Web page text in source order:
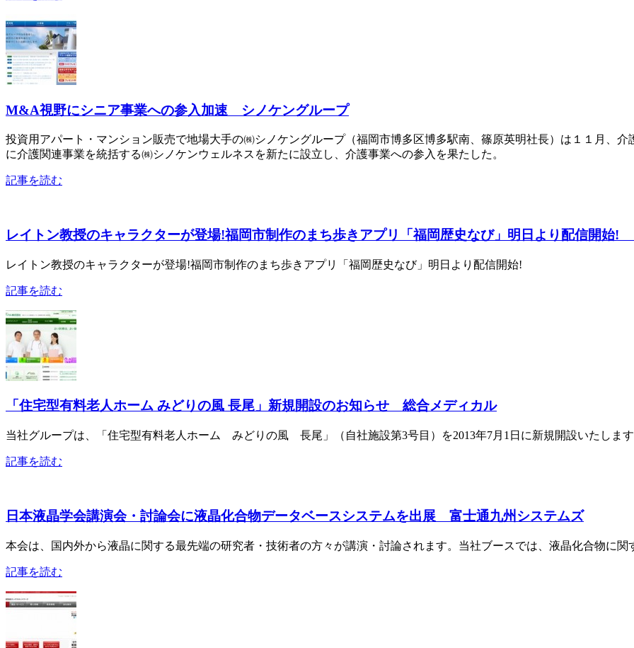
M&A視野にシニア事業への参入加速 シノケングループ
投資用アパート・マンション販売で地場大手の㈱シノケングループ（福岡市博多区博多駅南、篠原英明社長）は１１月、
に介護関連事業を統括する㈱シノケンウェルネスを新たに設立し、介護事業への参入を果たした。
記事を読む
レイトン教授のキャラクターが登場!福岡市制作のまち歩きアプリ「福岡歴史なび」明日より配信開始!
レイトン教授のキャラクターが登場!福岡市制作のまち歩きアプリ「福岡歴史なび」明日より配信開始!
記事を読む
「住宅型有料老人ホーム みどりの風 長尾」新規開設のお知らせ 総合メディカル
当社グループは、「住宅型有料老人ホーム みどりの風 長尾」（自社施設第3号目）を2013年7月1日に新規開設いたしま
記事を読む
日本液晶学会講演会・討論会に液晶化合物データベースシステムを出展 富士通九州システムズ
本会は、国内外から液晶に関する最先端の研究者・技術者の方々が講演・討論されます。当社ブースでは、液晶化合物に
記事を読む